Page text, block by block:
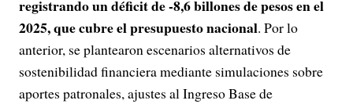
registrando un déficit de -8,6 billones de pesos en el
2025, que cubre el presupuesto nacional. Por lo
anterior, se plantearon escenarios alternativos de
sostenibilidad financiera mediante simulaciones sobre
aportes patronales, ajustes al Ingreso Base de